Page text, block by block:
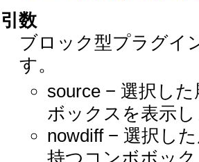
引数
ブロック型プラグイ
す。
source − 選択し
ボックスを表示
nowdiff − 選択し